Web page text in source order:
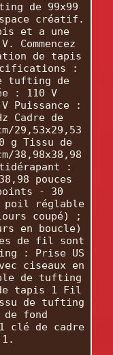
de 99x99
créatif.
et a une
de tapis
:
tufting de
: 110 V
Puissance :
Cadre de
29,53x29,53
g Tissu de
38,98x38,98
:
pouces
- 30
poil réglable
coupé) ;
en boucle)
de fil sont
: Prise US
ciseaux en
de tufting
tapis 1 Fil
de tufting
fond
clé de cadre